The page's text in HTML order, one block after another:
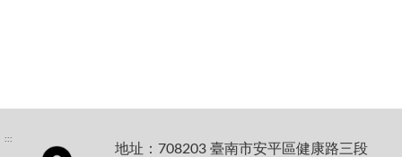
:::
地址：708203 臺南市安平區健康路三段